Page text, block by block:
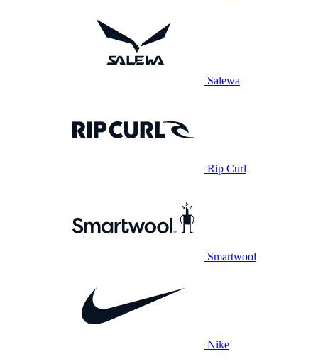
Salewa
Rip Curl
Smartwool
Nike